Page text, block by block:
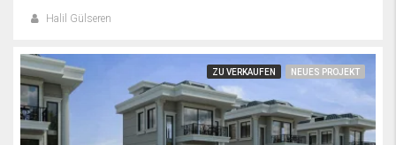
Halil Gülseren
ZU VERKAUFEN NEUES PROJEKT